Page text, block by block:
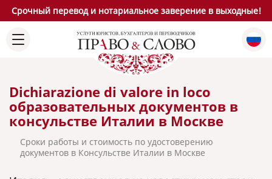
Срочный перевод и нотариальное заверение в выходные!
Dichiarazione di valore in loco
образовательных документов в
консульстве Италии в Москве
Сроки работы и стоимость по удостоверению
документов в Консульстве Италии в Москве